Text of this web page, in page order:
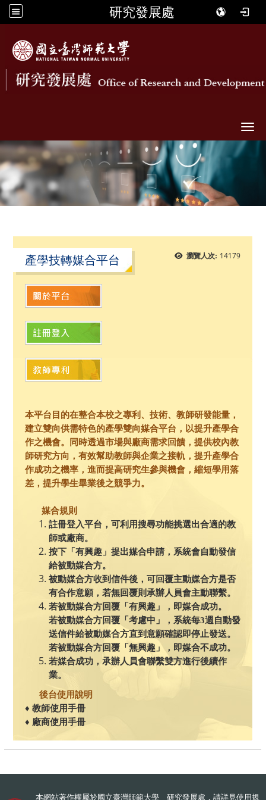
研究發展處
瀏覽人次: 14179
產學技轉媒合平台
本平台目的在整合本校之專利、技術、教師研發能量，
建立雙向供需特色的產學雙向媒合平台，以提升產學合
作之機會。同時透過市場與廠商需求回饋，提供校內教
師研究方向，有效幫助教師與企業之接軌，提升產學合
作成功之機率，進而提高研究生參與機會，縮短學用落
差，提升學生畢業後之競爭力。
媒合規則
註冊登入平台，可利用搜尋功能挑選出合適的教
師或廠商。
按下「有興趣」提出媒合申請，系統會自動發信
給被動媒合方。
被動媒合方收到信件後，可回覆主動媒合方是否
有合作意願，若無回覆則承辦人員會主動聯繫。
若被動媒合方回覆「有興趣」，即媒合成功。
若被動媒合方回覆「考慮中」，系統每3週自動發
送信件給被動媒合方直到意願確認即停止發送。
若被動媒合方回覆「無興趣」，即媒合不成功。
若媒合成功，承辦人員會聯繫雙方進行後續作
業。
後台使用說明
♦ 教師使用手冊
♦ 廠商使用手冊
本網站著作權屬於國立臺灣師範大學 研究發展處，請詳見使用規